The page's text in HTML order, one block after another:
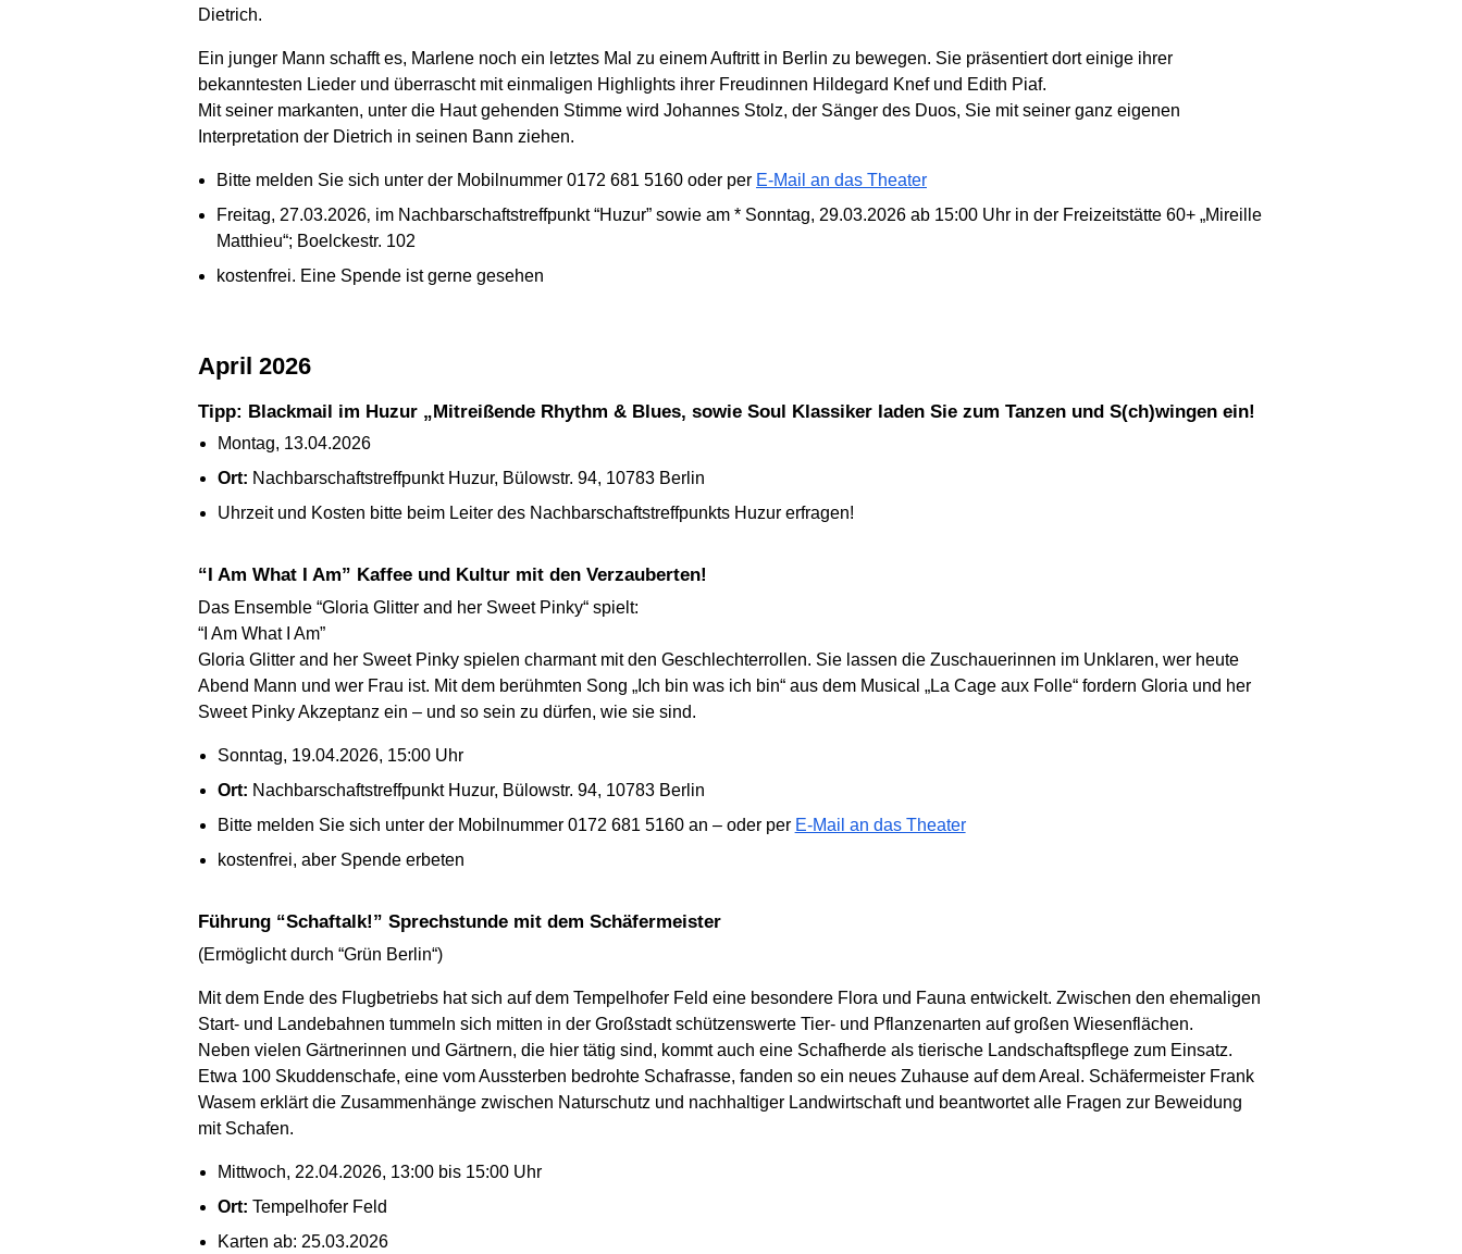
Dietrich.
Ein junger Mann schafft es, Marlene noch ein letztes Mal zu einem Auftritt in Berlin zu bewegen. Sie präsentiert dort einige ihrer
bekanntesten Lieder und überrascht mit einmaligen Highlights ihrer Freudinnen Hildegard Knef und Edith Piaf.
Mit seiner markanten, unter die Haut gehenden Stimme wird Johannes Stolz, der Sänger des Duos, Sie mit seiner ganz eigenen
Interpretation der Dietrich in seinen Bann ziehen.
Bitte melden Sie sich unter der Mobilnummer 0172 681 5160 oder per E-Mail an das Theater
Freitag, 27.03.2026‚ im Nachbarschaftstreffpunkt “Huzur” sowie am * Sonntag, 29.03.2026 ab 15:00 Uhr in der Freizeitstätte 60+ „Mireille
Matthieu“; Boelckestr. 102
kostenfrei. Eine Spende ist gerne gesehen
April 2026
Tipp: Blackmail im Huzur „Mitreißende Rhythm & Blues, sowie Soul Klassiker laden Sie zum Tanzen und S(ch)wingen ein!
Montag, 13.04.2026
Ort: Nachbarschaftstreffpunkt Huzur, Bülowstr. 94, 10783 Berlin
Uhrzeit und Kosten bitte beim Leiter des Nachbarschaftstreffpunkts Huzur erfragen!
“I Am What I Am” Kaffee und Kultur mit den Verzauberten!
Das Ensemble “Gloria Glitter and her Sweet Pinky“ spielt:
“I Am What I Am”
Gloria Glitter and her Sweet Pinky spielen charmant mit den Geschlechterrollen. Sie lassen die Zuschauerinnen im Unklaren, wer heute
Abend Mann und wer Frau ist. Mit dem berühmten Song „Ich bin was ich bin“ aus dem Musical „La Cage aux Folle“ fordern Gloria und her
Sweet PinkyAkzeptanz ein – und so sein zu dürfen, wie sie sind.
Sonntag, 19.04.2026, 15:00 Uhr
Ort: Nachbarschaftstreffpunkt Huzur, Bülowstr. 94, 10783 Berlin
Bitte melden Sie sich unter der Mobilnummer 0172 681 5160 an – oder per E-Mail an das Theater
kostenfrei, aber Spende erbeten
Führung “Schaftalk!” Sprechstunde mit dem Schäfermeister
(Ermöglicht durch “Grün Berlin“)
Mit dem Ende des Flugbetriebs hat sich auf dem Tempelhofer Feld eine besondere Flora und Fauna entwickelt. Zwischen den ehemaligen
Start- und Landebahnen tummeln sich mitten in der Großstadt schützenswerte Tier- und Pflanzenarten auf großen Wiesenflächen.
Neben vielen Gärtnerinnen und Gärtnern, die hier tätig sind, kommt auch eine Schafherde als tierische Landschaftspflege zum Einsatz.
Etwa 100 Skuddenschafe, eine vom Aussterben bedrohte Schafrasse, fanden so ein neues Zuhause auf dem Areal. Schäfermeister Frank
Wasem erklärt die Zusammenhänge zwischen Naturschutz und nachhaltiger Landwirtschaft und beantwortet alle Fragen zur Beweidung
mit Schafen.
Mittwoch, 22.04.2026, 13:00 bis 15:00 Uhr
Ort: Tempelhofer Feld
Karten ab: 25.03.2026